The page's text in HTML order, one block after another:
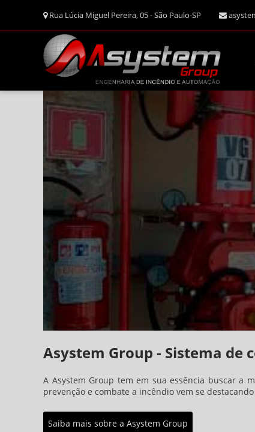
Rua Lúcia Miguel Pereira, 05 - São Paulo-SP
Asystem Group - Sistema de
A Asystem Group tem em sua essência buscar a
prevenção e combate a incêndio vem se
Saiba mais sobre a Asystem Group